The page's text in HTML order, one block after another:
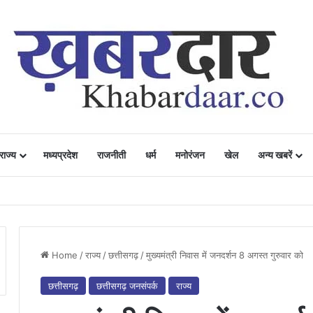
मध्यप्रदेश राजनीती धर्म मनोरंजन खेल अन्य खबरें
में उत्साह, नैनो डीएपी और नैनो यूरिया बने किसानों के भरोसेमंद कृषि साथी…..
Home /राज्य /छत्तीसगढ़ /मुख्यमंत्री निवास में जनदर्शन 8 अगस्त गुरुवार को
छत्तीसगढ़ छत्तीसगढ़ जनसंपर्क राज्य